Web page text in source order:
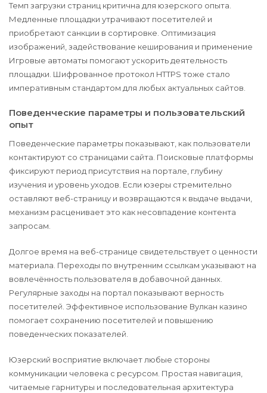
Темп загрузки страниц критична для юзерского опыта.
Медленные площадки утрачивают посетителей и
приобретают санкции в сортировке. Оптимизация
изображений, задействование кеширования и применение
Игровые автоматы помогают ускорить деятельность
площадки. Шифрованное протокол HTTPS тоже стало
императивным стандартом для любых актуальных сайтов.
Поведенческие параметры и пользовательский
опыт
Поведенческие параметры показывают, как пользователи
контактируют со страницами сайта. Поисковые платформы
фиксируют период присутствия на портале, глубину
изучения и уровень уходов. Если юзеры стремительно
оставляют веб-страницу и возвращаются к выдаче выдачи,
механизм расценивает это как несовпадение контента
запросам.
Долгое время на веб-странице свидетельствует о ценности
материала. Переходы по внутренним ссылкам указывают на
вовлечённость пользователя в добавочной данных.
Регулярные заходы на портал показывают верность
посетителей. Эффективное использование Вулкан казино
помогает сохранению посетителей и повышению
поведенческих показателей.
Юзерский восприятие включает любые стороны
коммуникации человека с ресурсом. Простая навигация,
читаемые гарнитуры и последовательная архитектура